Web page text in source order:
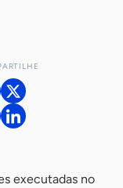
executadas no